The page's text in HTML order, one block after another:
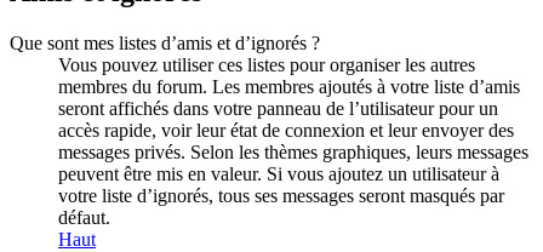
Que sont mes listes d’amis et d’ignorés ?
Vous pouvez utiliser ces listes pour organiser les autres
membres du forum. Les membres ajoutés à votre liste d’amis
seront affichés dans votre panneau de l’utilisateur pour un
accès rapide, voir leur état de connexion et leur envoyer des
messages privés. Selon les thèmes graphiques, leurs messages
peuvent être mis en valeur. Si vous ajoutez un utilisateur à
votre liste d’ignorés, tous ses messages seront masqués par
défaut.
Haut